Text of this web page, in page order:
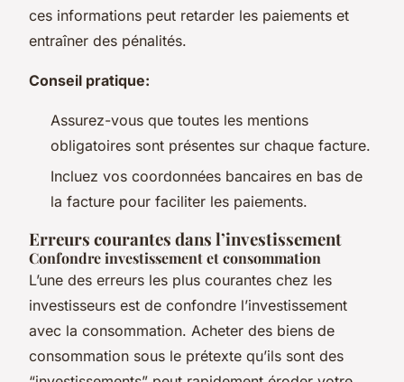
ces informations peut retarder les paiements et
entraîner des pénalités.
Conseil pratique:
Assurez-vous que toutes les mentions
obligatoires sont présentes sur chaque facture.
Incluez vos coordonnées bancaires en bas de
la facture pour faciliter les paiements.
Erreurs courantes dans l’investissement
Confondre investissement et consommation
L’une des erreurs les plus courantes chez les
investisseurs est de confondre l’investissement
avec la consommation. Acheter des biens de
consommation sous le prétexte qu’ils sont des